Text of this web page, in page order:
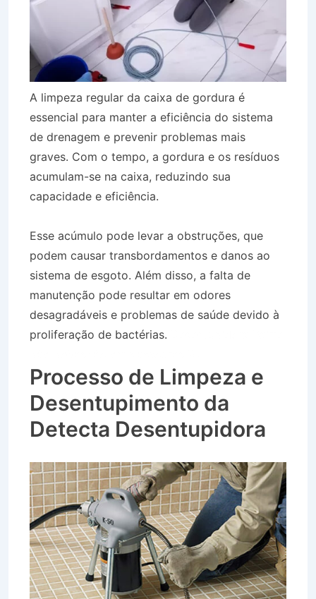
A limpeza regular da caixa de gordura é
essencial para manter a eficiência do sistema
de drenagem e prevenir problemas mais
graves. Com o tempo, a gordura e os resíduos
acumulam-se na caixa, reduzindo sua
capacidade e eficiência.
Esse acúmulo pode levar a obstruções, que
podem causar transbordamentos e danos ao
sistema de esgoto. Além disso, a falta de
manutenção pode resultar em odores
desagradáveis e problemas de saúde devido à
proliferação de bactérias.
Processo de Limpeza e
Desentupimento da
Detecta Desentupidora